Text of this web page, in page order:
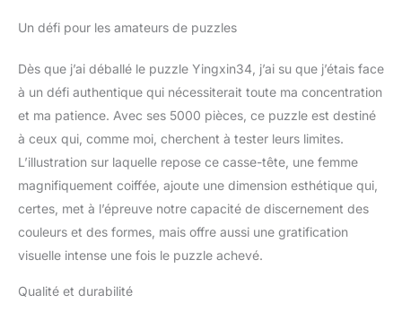
coordination œil-main, la
forme, la mémoire, la
capacité de résolution de
à terminer les tâches. Les
puzzles sont fabriqués à
partir de matériaux de
haute qualité, non
puzzle sont plus dures,
plus épaisses,
résistantes à l'usure, à la
Un défi pour les amateurs de puzzles
Dès que j’ai déballé le puzzle Yingxin34, j’ai su que j’étais face
à un défi authentique qui nécessiterait toute ma concentration
et ma patience. Avec ses 5000 pièces, ce puzzle est destiné
à ceux qui, comme moi, cherchent à tester leurs limites.
L’illustration sur laquelle repose ce casse-tête, une femme
magnifiquement coiffée, ajoute une dimension esthétique qui,
certes, met à l’épreuve notre capacité de discernement des
couleurs et des formes, mais offre aussi une gratification
visuelle intense une fois le puzzle achevé.
Qualité et durabilité